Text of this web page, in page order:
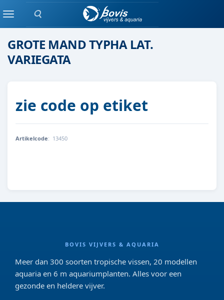
Zoeken
Menumoeras/waterplanten
GROTE MAND TYPHA LAT.
VARIEGATA
zie code op etiket
Artikelcode: 13450
BOVIS VIJVERS & AQUARIA
Meer dan 300 soorten tropische vissen, 20 modellen
aquaria en 6 m aquariumplanten. Alles voor een
gezonde en heldere vijver.